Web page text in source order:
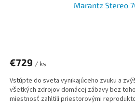
Marantz Stereo
€729 / ks
Vstúpte do sveta vynikajúceho zvuku a
všetkých zdrojov domácej zábavy bez
miestnosť zahltili priestorovými